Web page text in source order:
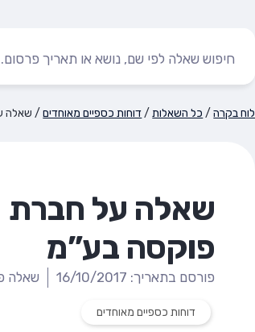
לוח בקרה/ כל השאלות/דוחות כספיים מאוחדים/ שאלה
שאלה על חברת
פוקסה בע”מ
פורסם בתאריך: 16/10/2017 שאלה
דוחות כספיים מאוחדים